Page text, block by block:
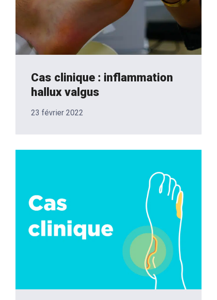
Cas clinique : inflammation
hallux valgus
23 février 2022